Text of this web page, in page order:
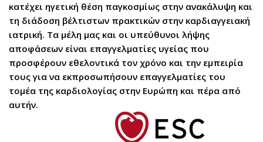
κατέχει ηγετική θέση παγκοσμίως στην ανακάλυψη και
τη διάδοση βέλτιστων πρακτικών στην καρδιαγγειακή
ιατρική. Τα μέλη μας και οι υπεύθυνοι λήψης
αποφάσεων είναι επαγγελματίες υγείας που
προσφέρουν εθελοντικά τον χρόνο και την εμπειρία
τους για να εκπροσωπήσουν επαγγελματίες του
τομέα της καρδιολογίας στην Ευρώπη και πέρα από
αυτήν.